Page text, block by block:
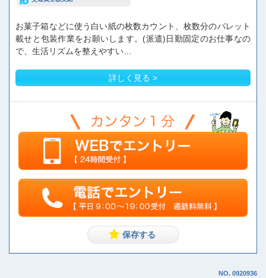
お菓子箱などに使う白い紙の枚数カウント、枚数分のパレット
載せと包装作業をお願いします。(派遣)日勤固定のお仕事なの
で、生活リズムを整えやすい…
詳しく見る >
NO. 0920936